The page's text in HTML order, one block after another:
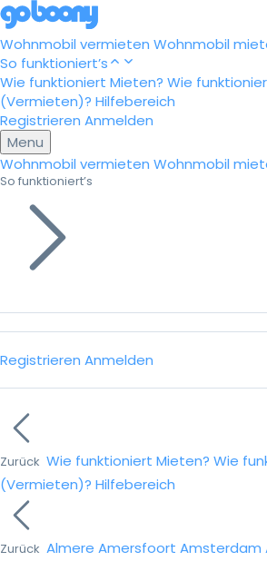
Wohnmobil vermieten Wohnmobil
So funktioniert’s
Wie funktioniert Mieten? Wie
(Vermieten)? Hilfebereich
Registrieren Anmelden
Menu
Wohnmobil vermieten Wohnmobil
So funktioniert’s
Registrieren Anmelden
Zurück Wie funktioniert Mieten? Wie
(Vermieten)? Hilfebereich
Zurück Almere Amersfoort Amsterdam